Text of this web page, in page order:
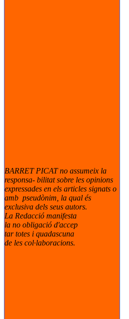
BARRET PICAT no assumeix la
responsa- bilitat sobre les opinions
expressades en els articles signats o
amb pseudònim, la qual és
exclusiva dels seus autors.
La Redacció manifesta
la no obligació d'accep
tar totes i quadascuna
de les col·laboracions.